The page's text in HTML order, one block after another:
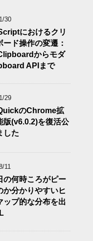
30
におけるクリ
ード操作の変遷：
からモダ
APIまで
29
のChrome拡
版(v6.0.2)を復活公
した
11
の何時ころがピー
か分かりやすいヒ
ップ的な分布を出